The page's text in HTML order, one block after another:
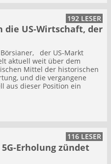
192 LESER
US-Wirtschaft, der
Börsianer, der US-Markt
aktuell weit über dem
Mittel der historischen
und die vergangene
aus dieser Position ein
116 LESER
Erholung zündet